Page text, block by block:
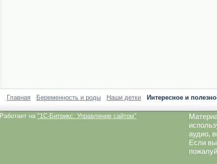
Главная Беременность и роды Наши детки Интересное и
Работает на "1C-Битрикс: Управление сайтом"
аудио,
Если вы